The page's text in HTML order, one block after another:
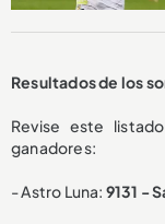
Resultados de los
Revise este
ganadores:
- Astro Luna: 9131 -